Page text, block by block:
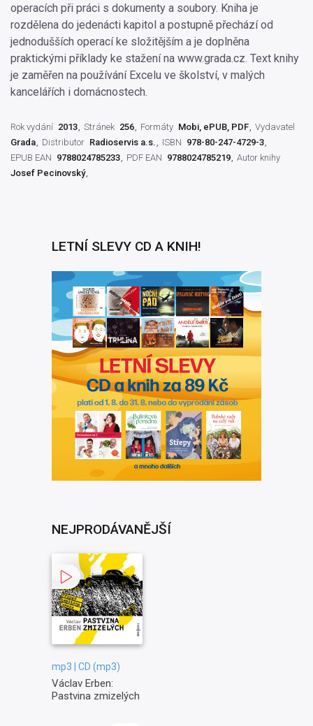
operacích při práci s dokumenty a soubory. Kniha je
rozdělena do jedenácti kapitol a postupně přechází od
jednodušších operací ke složitějším a je doplněna
praktickými příklady ke stažení na www.grada.cz. Text knihy
je zaměřen na používání Excelu ve školství, v malých
kancelářích i domácnostech.
Rok vydání 2013 Stránek 256 Formáty Mobi, ePUB, PDF Vydavatel
Grada
Distributor Radioservis a.s. ISBN 978-80-247-4729-3
EPUB EAN 9788024785233 PDF EAN 9788024785219 Autor knihy
Josef Pecinovský
LETNÍ SLEVY CD A KNIH!
NEJPRODÁVANĚJŠÍ
mp3 | CD (mp3)
Václav Erben:
Pastvina zmizelých